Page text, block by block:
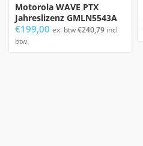
Motorola WAVE PTX
Jahreslizenz GMLN5543A
€199,00 ex. btw€240,79 incl
btw